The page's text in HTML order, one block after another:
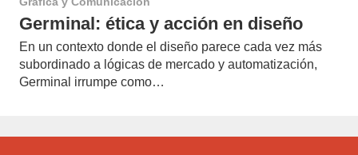
Germinal: ética y acción en diseño
En un contexto donde el diseño parece cada vez más
subordinado a lógicas de mercado y automatización,
Germinal irrumpe como…